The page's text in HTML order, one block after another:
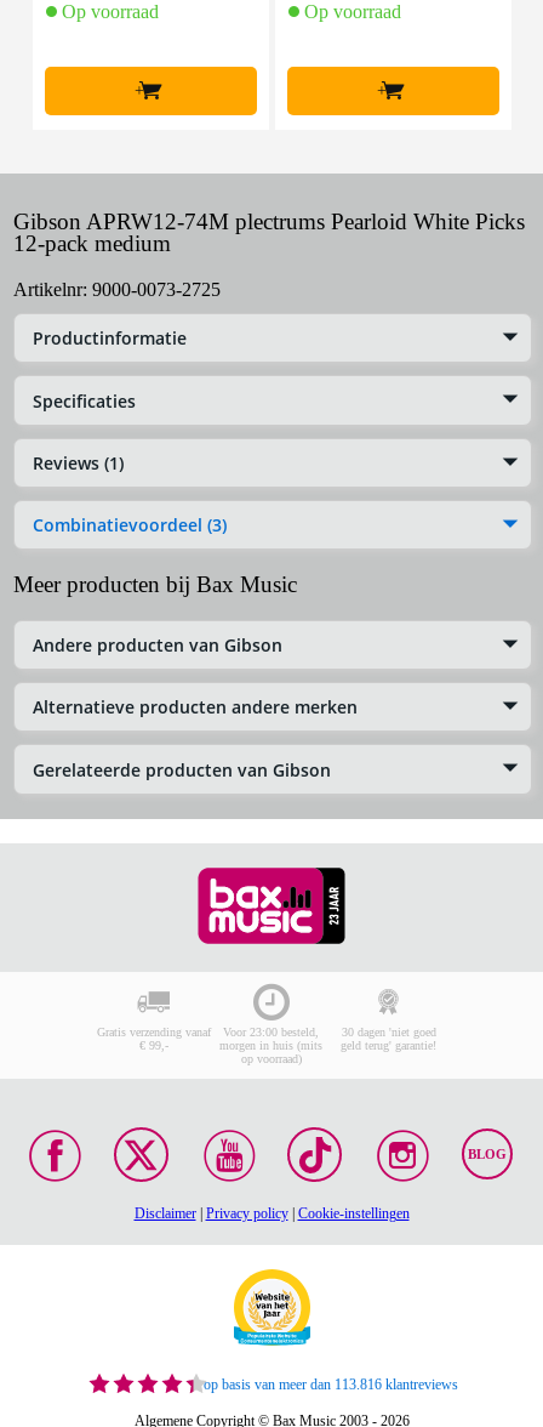
Op voorraad
+
Op voorraad
+
Gibson APRW12-74M plectrums Pearloid White Picks
12-pack medium
Artikelnr: 9000-0073-2725
Productinformatie
Specificaties
Reviews (1)
Combinatievoordeel (3)
Meer producten bij Bax Music
Andere producten van Gibson
Alternatieve producten andere merken
Gerelateerde producten van Gibson
Gratis verzending vanaf
€ 99,-
Voor 23:00 besteld,
morgen in huis (mits
op voorraad)
30 dagen 'niet goed
geld terug' garantie!
BLOG
Disclaimer| Privacy policy| Cookie-instellingen
op basis van meer dan 113.816 klantreviews
Algemene Copyright © Bax Music 2003 - 2026